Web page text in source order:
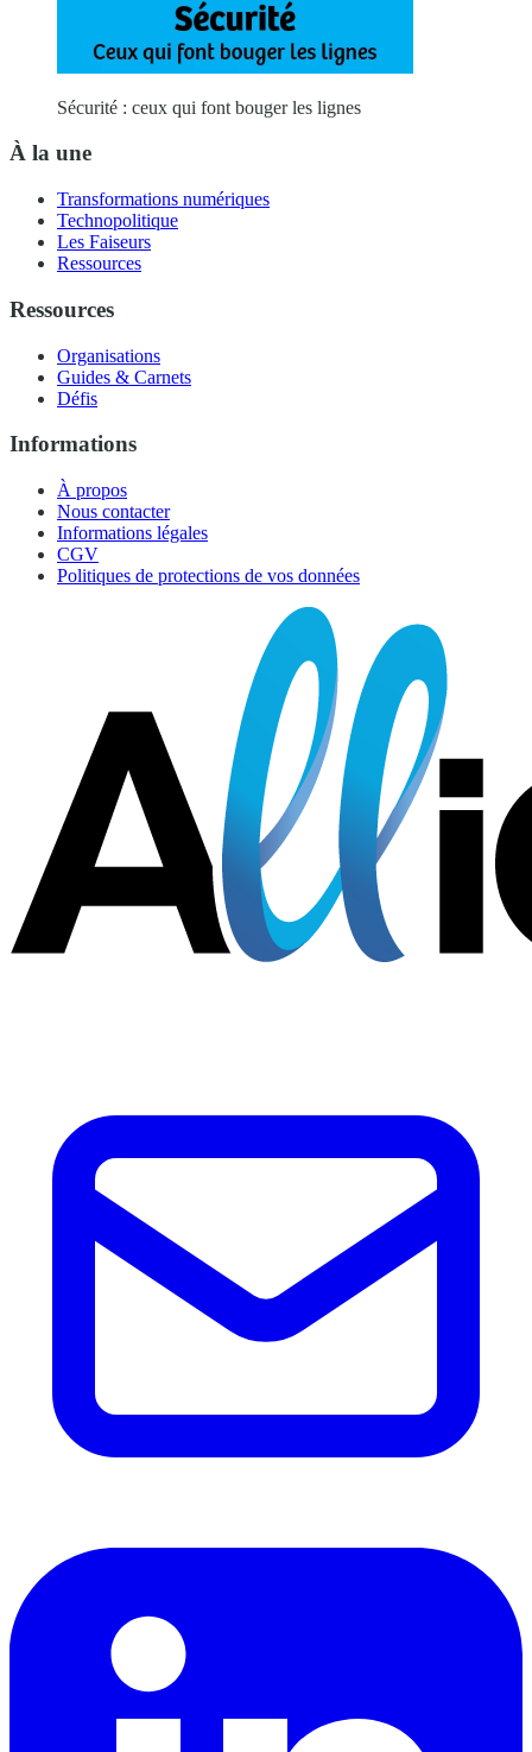
Sécurité : ceux qui font bouger les lignes
À la une
Transformations numériques
Technopolitique
Les Faiseurs
Ressources
Ressources
Organisations
Guides & Carnets
Défis
Informations
À propos
Nous contacter
Informations légales
CGV
Politiques de protections de vos données